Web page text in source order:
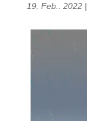
19. Feb.. 2022|